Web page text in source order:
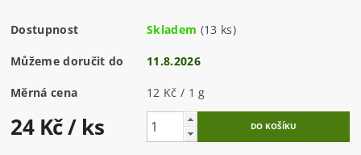
Dostupnost Skladem (13 ks)
Můžeme doručit do 11.8.2026
Měrná cena 12 Kč / 1 g
24 Kč/ ks